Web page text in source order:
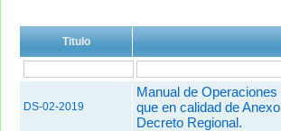
Titulo
DS-02-2019
Manual de
que en calidad de
Decreto Regional.